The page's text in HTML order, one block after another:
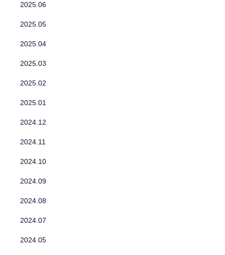
2025.06
2025.05
2025.04
2025.03
2025.02
2025.01
2024.12
2024.11
2024.10
2024.09
2024.08
2024.07
2024.05